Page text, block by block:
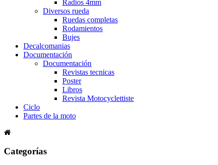
Radios 4mm
Diversos rueda
Ruedas completas
Rodamientos
Bujes
Decalcomanias
Documentación
Documentación
Revistas tecnicas
Poster
Libros
Revista Motocyclettiste
Ciclo
Partes de la moto
Categorías